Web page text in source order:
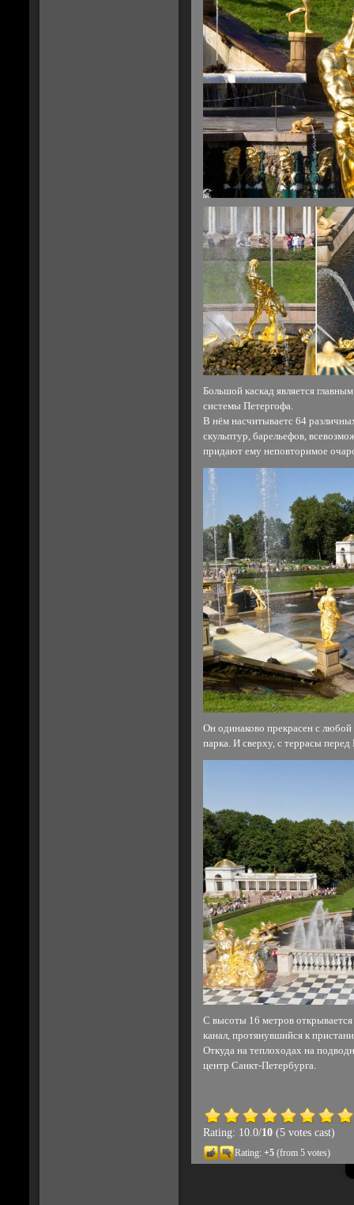
Большой каскад является
системы Петергофа.
В нём насчитываетс 64
скульптур, барельефов,
придают ему неповторимое
Он одинаково прекрасен с
парка. И сверху, с террасы
С высоты 16 метров
канал, протянувшийся к
Откуда на теплоходах на
центр Санкт-Петербурга.
Rating: 10.0/10(5 votes cast)
Rating: +5(from 5 votes)